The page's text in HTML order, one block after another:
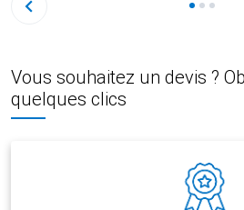
Vous souhaitez un devis ?
quelques clics